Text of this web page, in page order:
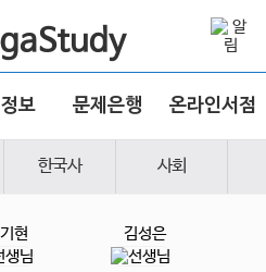
보 문제은행 온라인서점
한국사 사회
현 김성은